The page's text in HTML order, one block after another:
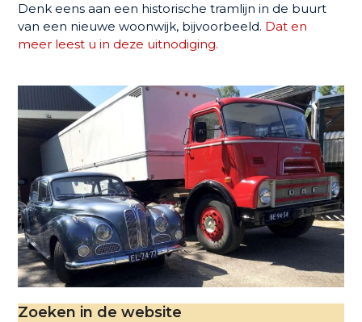
Denk eens aan een historische tramlijn in de buurt
van een nieuwe woonwijk, bijvoorbeeld. Dat en
meer leest u in deze uitnodiging.
Zoeken in de website